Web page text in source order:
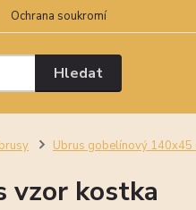
Ochrana soukromí
Hledat
Ubrus gobelínový 140x45
vzor kostka